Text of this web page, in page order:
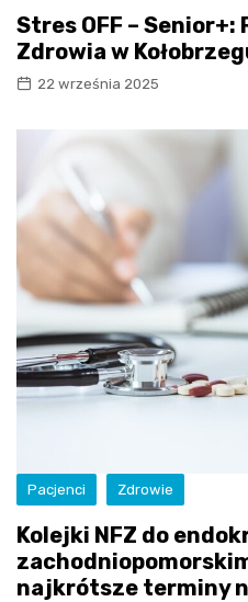
Stres OFF – Senior+:
Zdrowia w
22 września 2025
Pacjenci Zdrowie
Kolejki NFZ do
najkrótsze terminy